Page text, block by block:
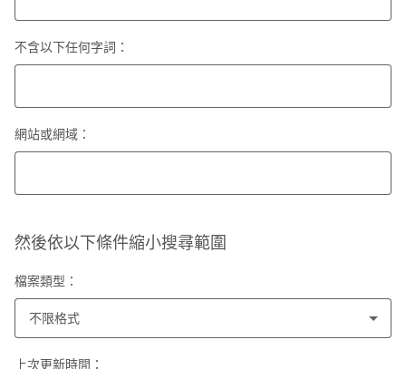
不含以下任何字詞：
網站或網域：
然後依以下條件縮小搜尋範圍
檔案類型：
不限格式
上次更新時間：